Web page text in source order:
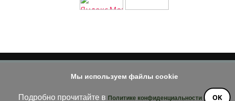
Мы используем файлы cookie
Подробно прочитайте в Политике конфиденциальности OK
© 2014 - 2026
материала допускается только при наличии активной и